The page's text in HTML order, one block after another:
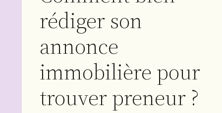
rédiger son
annonce
immobilière pour
trouver preneur ?